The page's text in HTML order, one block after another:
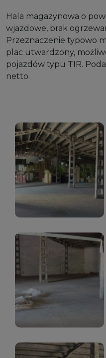
Hala magazynowa o
wjazdowe, brak
Przeznaczenie typowo
plac utwardzony,
pojazdów typu TIR.
netto.